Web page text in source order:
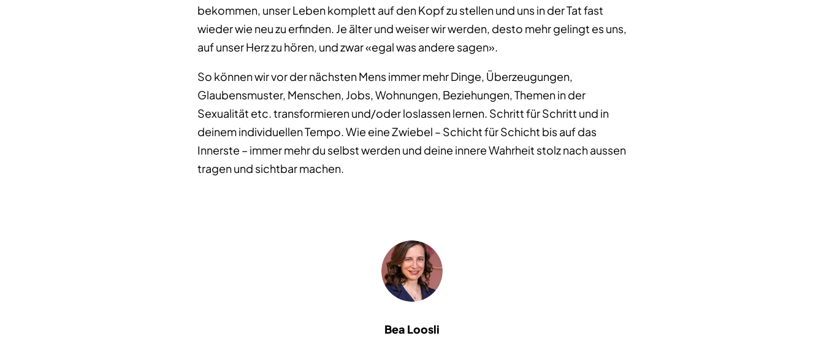
bekommen, unser Leben komplett auf den Kopf zu stellen und uns in der Tat fast
wieder wie neu zu erfinden. Je älter und weiser wir werden, desto mehr gelingt es uns,
auf unser Herz zu hören, und zwar «egal was andere sagen».
So können wir vor der nächsten Mens immer mehr Dinge, Überzeugungen,
Glaubensmuster, Menschen, Jobs, Wohnungen, Beziehungen, Themen in der
Sexualität etc. transformieren und/oder loslassen lernen. Schritt für Schritt und in
deinem individuellen Tempo. Wie eine Zwiebel – Schicht für Schicht bis auf das
Innerste – immer mehr du selbst werden und deine innere Wahrheit stolz nach aussen
tragen und sichtbar machen.
Bea Loosli